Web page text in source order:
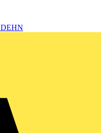
DEHN